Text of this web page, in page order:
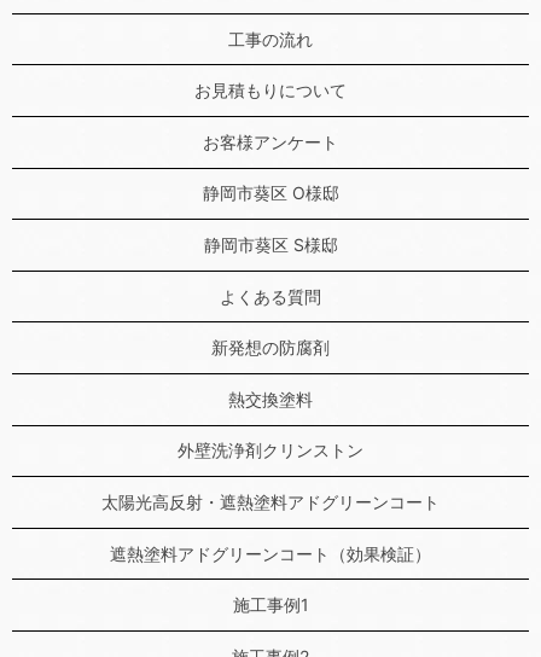
工事の流れ
お見積もりについて
お客様アンケート
静岡市葵区 O様邸
静岡市葵区 S様邸
よくある質問
新発想の防腐剤
熱交換塗料
外壁洗浄剤クリンストン
太陽光高反射・遮熱塗料アドグリーンコート
遮熱塗料アドグリーンコート（効果検証）
施工事例1